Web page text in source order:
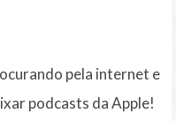
pela internet e
podcasts da Apple!